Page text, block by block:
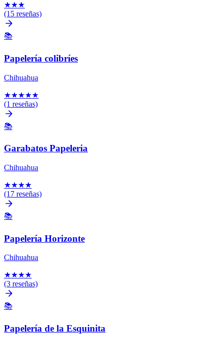
★★★
(15 reseñas)
📚
Papelería colibríes
Chihuahua
★★★★★
(1 reseñas)
📚
Garabatos Papeleria
Chihuahua
★★★★
(17 reseñas)
📚
Papelería Horizonte
Chihuahua
★★★★
(3 reseñas)
📚
Papelería de la Esquinita